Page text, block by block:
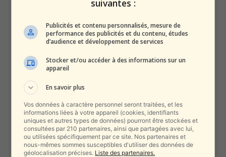
suivantes :
Publicités et contenu personnalisés, mesure de
performance des publicités et du contenu, études
d’audience et développement de services
Stocker et/ou accéder à des informations sur un
appareil
En savoir plus
Vos données à caractère personnel seront traitées, et les
informations liées à votre appareil (cookies, identifiants
uniques et autres types de données) pourront être stockées et
consultées par 210 partenaires, ainsi que partagées avec lui,
ou utilisées spécifiquement par ce site. Nos partenaires et
nous-mêmes sommes susceptibles d'utiliser des données de
géolocalisation précises. Liste des partenaires.